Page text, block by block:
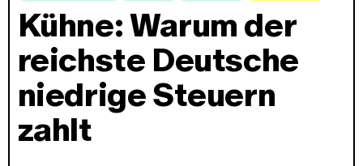
Kühne: Warum der
reichste Deutsche
niedrige Steuern
zahlt